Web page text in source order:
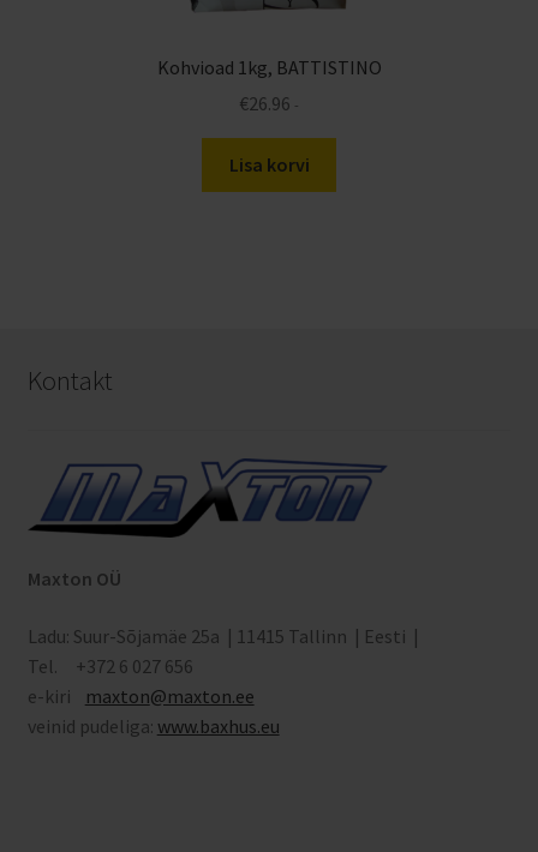
Kohvioad 1kg, BATTISTINO
€26.96 -
Lisa korvi
Kontakt
Maxton OÜ
Ladu: Suur-Sõjamäe 25a | 11415 Tallinn | Eesti |
Tel. +372 6 027 656
e-kiri
maxton@maxton.ee
veinid pudeliga: www.baxhus.eu